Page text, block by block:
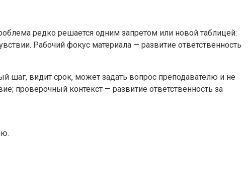
редко решается одним запретом или новой таблицей:
Рабочий фокус материала — развитие ответственность
шаг, видит срок, может задать вопрос преподавателю и не
проверочный контекст — развитие ответственность за